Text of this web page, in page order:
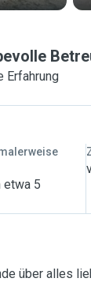
Erfahrung
etwa 5
über alles